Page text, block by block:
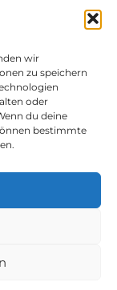
wir
zu speichern
oder
du deine
bestimmte